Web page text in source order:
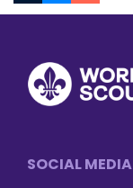
TumblrMessenger
Footer
SOCIAL MEDIA